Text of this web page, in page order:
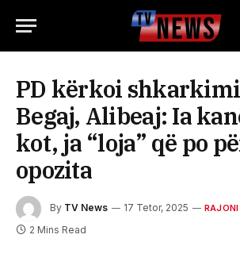
PD kërkoi
Begaj, Alibeaj: Ia
kot, ja “loja” që po
opozita
By TV News 17 Tetor, 2025 RAJONI
2 Mins Read